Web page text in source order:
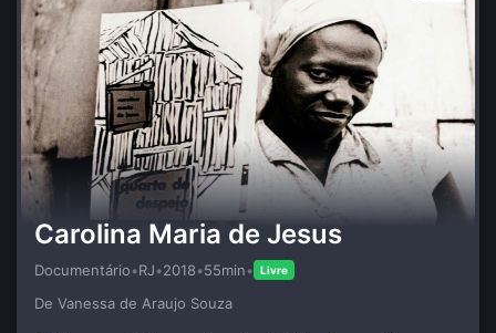
Carolina Maria de Jesus
Documentário•RJ•2018•55min• Livre
De Vanessa de Araujo Souza